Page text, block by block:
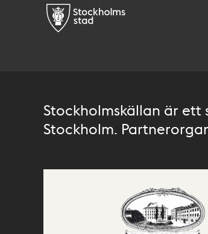
Stockholmskällan är ett
Stockholm.